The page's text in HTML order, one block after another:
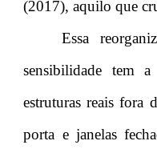
(2017), aquilo que
Essa
sensibilidade tem
estruturas reais fora
porta e janelas